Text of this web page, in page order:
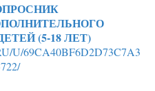
(5-18 ЛЕТ)
U/69CA40BF6D2D73C7A3